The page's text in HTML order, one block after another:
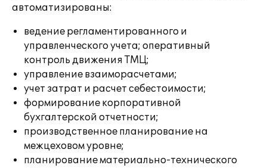
автоматизированы:
ведение регламентированного и
управленческого учета; оперативный
контроль движения ТМЦ;
управление взаиморасчетами;
учет затрат и расчет себестоимости;
формирование корпоративной
бухгалтерской отчетности;
производственное планирование на
межцеховом уровне;
планирование материально-технического